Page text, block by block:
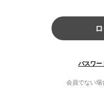
パスワー
会員でない場